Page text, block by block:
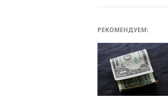
РЕКОМЕНДУЕМ: